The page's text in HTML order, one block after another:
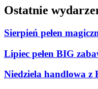
Ostatnie
Sierpień pełen
Lipiec pełen BIG
Niedziela handlowa z